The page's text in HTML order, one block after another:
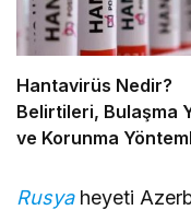
Hantavirüs Nedir?
Belirtileri, Bulaşma
ve Korunma
Rusyaheyeti